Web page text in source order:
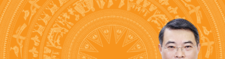
và nhân văn
Thủ tướng Lê Minh Hưng: Bảo đảm an ninh
mạng phải gắn kết chặt chẽ, đồng bộ giữa 'bảo